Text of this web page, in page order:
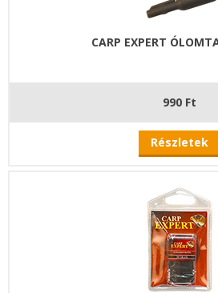
CARP EXPERT
990 Ft
Részletek